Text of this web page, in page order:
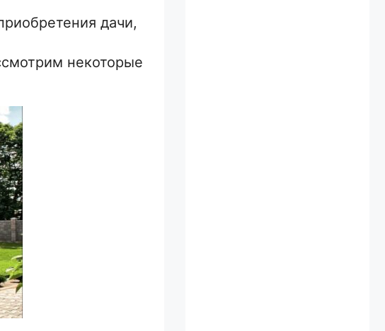
дачи,
некоторые